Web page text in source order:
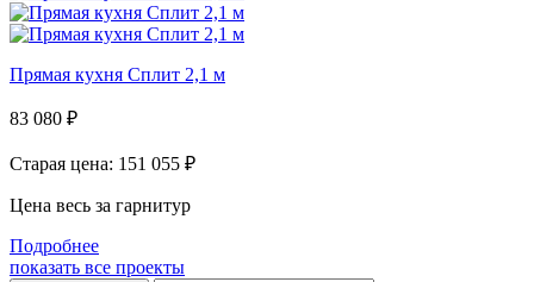
Прямая кухня Сплит 2,1 м
83 080 ₽
Старая цена: 151 055 ₽
Цена весь за гарнитур
Подробнее
показать все проекты